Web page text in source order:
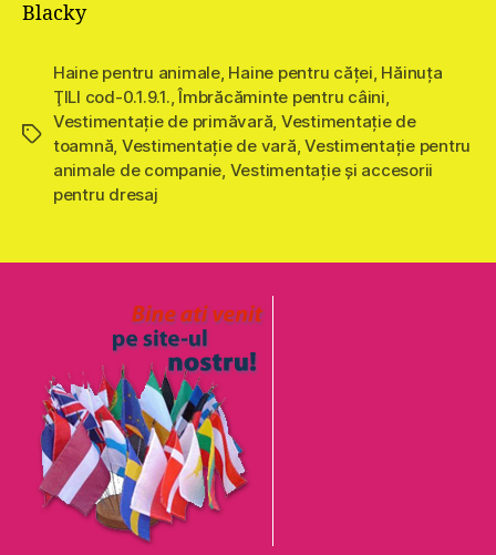
Blacky
Etichete
Haine pentru animale, Haine pentru căţei, Hăinuţa
ŢILI cod-0.1.9.1.,Îmbrăcăminte pentru câini,
Vestimentaţie de primăvară, Vestimentaţie de
toamnă, Vestimentaţie de vară,Vestimentație pentru
animale de companie, Vestimentație și accesorii
pentru dresaj